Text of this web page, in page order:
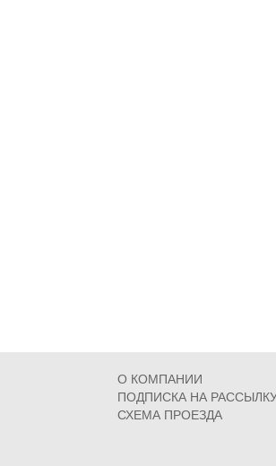
О КОМПАНИИ
ПОДПИСКА НА
СХЕМА ПРОЕЗДА